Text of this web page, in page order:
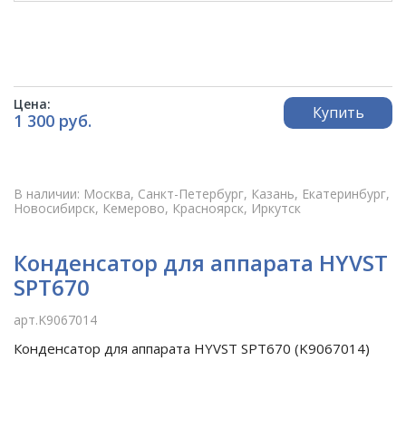
Цена:
1 300 руб. Купить
В наличии: Москва, Санкт-Петербург, Казань, Екатеринбург,
Новосибирск, Кемерово, Красноярск, Иркутск
Конденсатор для аппарата HYVST
SPT670
арт.K9067014
Конденсатор для аппарата HYVST SPT670 (K9067014)